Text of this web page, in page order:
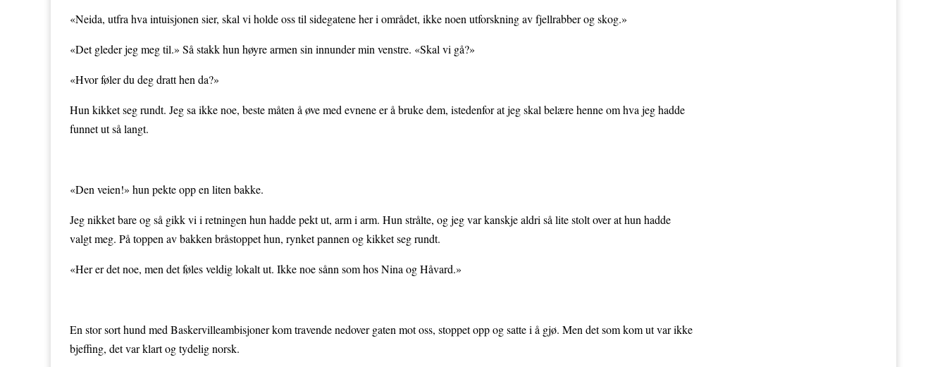
«Neida, utfra hva intuisjonen sier, skal vi holde oss til sidegatene her i området, ikke noen utforskning av fjellrabber og skog.»
«Det gleder jeg meg til.» Så stakk hun høyre armen sin innunder min venstre. «Skal vi gå?»
«Hvor føler du deg dratt hen da?»
Hun kikket seg rundt. Jeg sa ikke noe, beste måten å øve med evnene er å bruke dem, istedenfor at jeg skal belære henne om hva jeg hadde
funnet ut så langt.
«Den veien!» hun pekte opp en liten bakke.
Jeg nikket bare og så gikk vi i retningen hun hadde pekt ut, arm i arm. Hun strålte, og jeg var kanskje aldri så lite stolt over at hun hadde
valgt meg. På toppen av bakken bråstoppet hun, rynket pannen og kikket seg rundt.
«Her er det noe, men det føles veldig lokalt ut. Ikke noe sånn som hos Nina og Håvard.»
En stor sort hund med Baskervilleambisjoner kom travende nedover gaten mot oss, stoppet opp og satte i å gjø. Men det som kom ut var ikke
bjeffing, det var klart og tydelig norsk.